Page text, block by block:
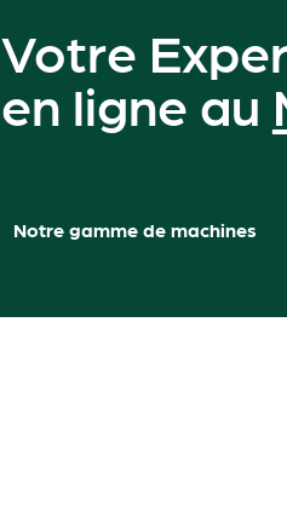
Votre
en ligne au
Notre gamme de machines